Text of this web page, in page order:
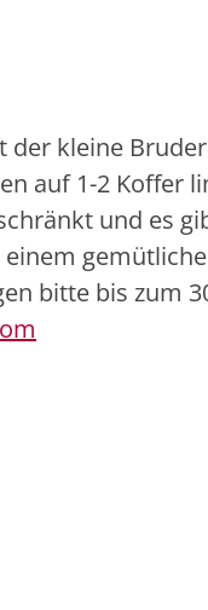
kleine
auf 1-2 Koffer
und es
bitte bis zum